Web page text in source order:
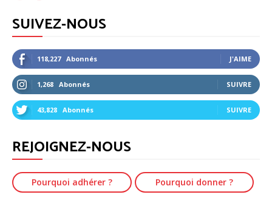
SUIVEZ-NOUS
118,227 Abonnés J'AIME
1,268 Abonnés SUIVRE
43,828 Abonnés SUIVRE
REJOIGNEZ-NOUS
Pourquoi adhérer ? Pourquoi donner ?